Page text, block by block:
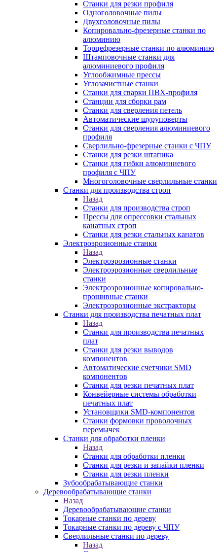
Станки для резки профиля
Одноголовочные пилы
Двухголовочные пилы
Копировально-фрезерные станки по
алюминию
Торцефрезерные станки по алюминию
Штамповочные станки для
алюминиевого профиля
Углообжимные прессы
Углозачистные станки
Станки для сварки ПВХ-профиля
Станции для сборки рам
Станки для сверления петель
Автоматические шуруповерты
Станки для сверления алюминиевого
профиля
Сверлильно-фрезерные станки с ЧПУ
Станки для резки штапика
Станки для гибки алюминиевого
профиля с ЧПУ
Многоголовочные сверлильные станки
Станки для производства строп
Назад
Станки для производства строп
Прессы для опрессовки стальных
канатных строп
Станки для резки стальных канатов
Электроэрозионные станки
Назад
Электроэрозионные станки
Электроэрозионные сверлильные
станки
Электроэрозионные копировально-
прошивные станки
Электроэрозионные экстракторы
Станки для производства печатных плат
Назад
Станки для производства печатных
плат
Станки для резки выводов
компонентов
Автоматические счетчики SMD
компонентов
Станки для резки печатных плат
Конвейерные системы обработки
печатных плат
Установщики SMD-компонентов
Станки формовки проволочных
перемычек
Станки для обработки пленки
Назад
Станки для обработки пленки
Станки для резки и запайки пленки
Станки для резки пленки
Зубообрабатывающие станки
Деревообрабатывающие станки
Назад
Деревообрабатывающие станки
Токарные станки по дереву
Токарные станки по дереву с ЧПУ
Сверлильные станки по дереву
Назад